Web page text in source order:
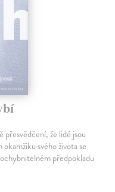
přesvědčení, že lidé jsou
svého života se
předpokladu